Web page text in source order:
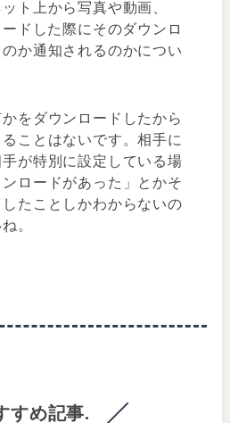
ト上から写真や動画、
ドした際にそのダウンロ
か通知されるのかについ
をダウンロードしたから
ことはないです。相手に
が特別に設定している場
ロードがあった」とかそ
たことしかわからないの
。
すめ記事.